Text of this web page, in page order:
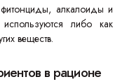
алкалоиды и
либо как
веществ.
в рационе